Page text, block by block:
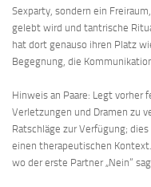
Sexparty, sondern ein
gelebt wird und tantrische
hat dort genauso ihren Platz
Begegnung, die
Hinweis an Paare: Legt vorher
Verletzungen und Dramen zu
Ratschläge zur Verfügung;
einen therapeutischen
wo der erste Partner „Nein“